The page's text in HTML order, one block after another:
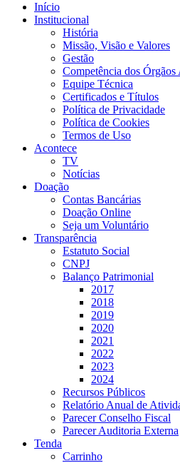
Início
Institucional
História
Missão, Visão e Valores
Gestão
Competência dos
Equipe Técnica
Certificados e Títulos
Política de Privacidade
Política de Cookies
Termos de Uso
Acontece
TV
Notícias
Doação
Contas Bancárias
Doação Online
Seja um Voluntário
Transparência
Estatuto Social
CNPJ
Balanço Patrimonial
2017
2018
2019
2020
2021
2022
2023
2024
Recursos Públicos
Relatório Anual de
Parecer Conselho Fiscal
Parecer Auditoria Externa
Tenda
Carrinho